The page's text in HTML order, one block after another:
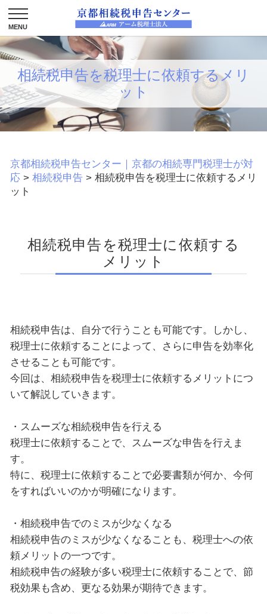
相続税申告を税理士に依頼するメリ
ット
京都相続税申告センター｜京都の相続専門税理士が対
応 > 相続税申告 > 相続税申告を税理士に依頼するメリ
ット
相続税申告を税理士に依頼する
メリット
相続税申告は、自分で行うことも可能です。しかし、
税理士に依頼することによって、さらに申告を効率化
させることも可能です。
今回は、相続税申告を税理士に依頼するメリットにつ
いて解説していきます。
・スムーズな相続税申告を行える
税理士に依頼することで、スムーズな申告を行えま
す。
特に、税理士に依頼することで必要書類が何か、今何
をすればいいのかが明確になります。
・相続税申告でのミスが少なくなる
相続税申告のミスが少なくなることも、税理士への依
頼メリットの一つです。
相続税申告の経験が多い税理士に依頼することで、節
税効果も含め、更なる効果が期待できます。